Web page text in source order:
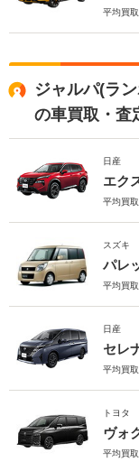
平均買取
ジャルパ(ラ
の車買取・査
日産
エク
平均買取
スズキ
パレ
平均買取
日産
セレ
平均買取
トヨタ
ヴォ
平均買取